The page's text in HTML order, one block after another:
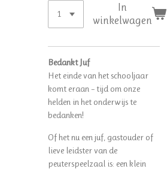
In
winkelwagen
Bedankt Juf
Het einde van het schooljaar
komt eraan – tijd om onze
helden in het onderwijs te
bedanken!
Of het nu een juf, gastouder of
lieve leidster van de
peuterspeelzaal is: een klein